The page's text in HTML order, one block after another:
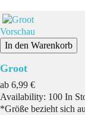
Vorschau
In den Warenkorb
Groot
ab Preis
6,99 €
Availability: 100 In
*Größe bezieht sich